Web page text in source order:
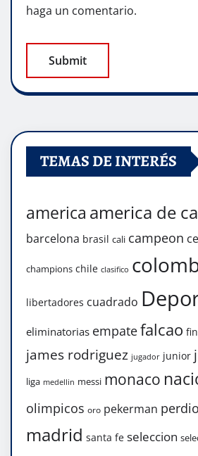
haga un comentario.
TEMAS DE INTERÉS
america america de
barcelona brasil cali campeon
champions chile clasifico
libertadores cuadrado
eliminatorias empatefalcao
james rodriguez jugador junior
liga medellin messi monaco
olimpicos oro pekerman perdio
madrid santa fe seleccion